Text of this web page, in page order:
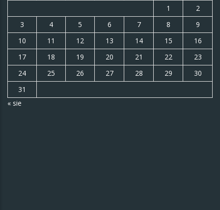
1
2
3
4 5 6 7 8
9
10
11 12 13 14 15
16
17
18 19 20 21 22
23
24
25 26 27 28 29
30
31
« sie